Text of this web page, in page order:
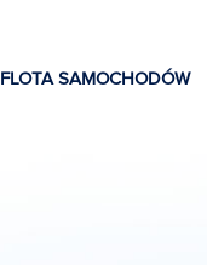
FLOTA SAMOCHODÓW